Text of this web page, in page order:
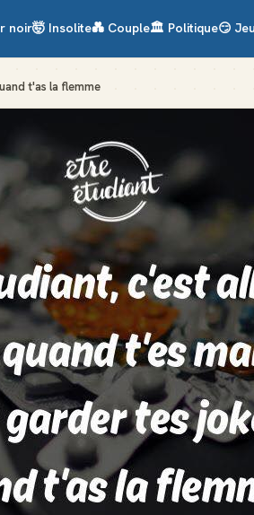
noir🤯 Insolite💑 Couple🏛️ Politique😏
t'as la flemme